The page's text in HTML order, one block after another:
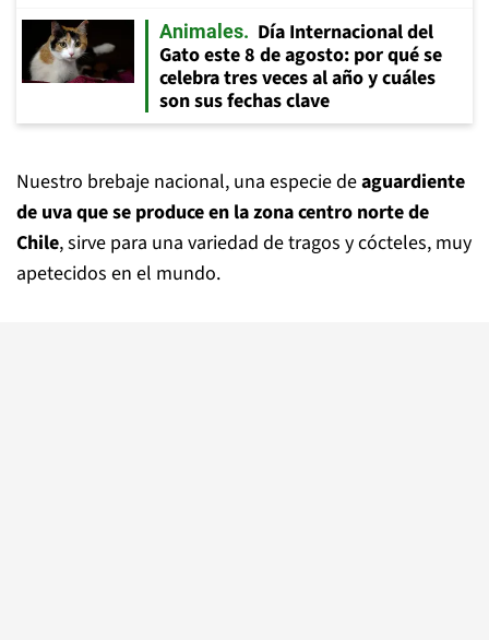
Animales
Día Internacional del
Gato este 8 de agosto: por qué se
celebra tres veces al año y cuáles
son sus fechas clave
Nuestro brebaje nacional, una especie deaguardiente
de uva que se produce en la zona centro norte de
Chile, sirve para una variedad de tragos y cócteles, muy
apetecidos en el mundo.